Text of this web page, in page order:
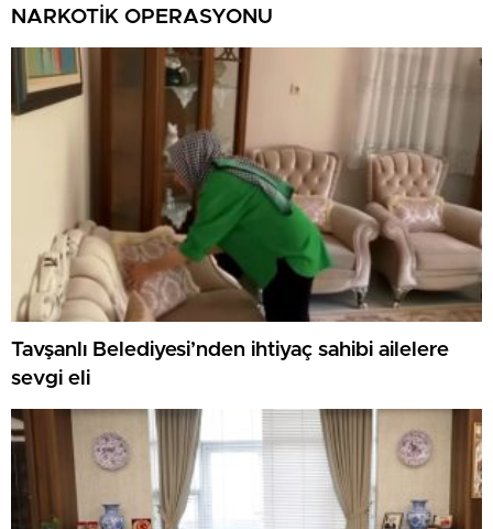
NARKOTİK OPERASYONU
Tavşanlı Belediyesi’nden ihtiyaç sahibi ailelere
sevgi eli